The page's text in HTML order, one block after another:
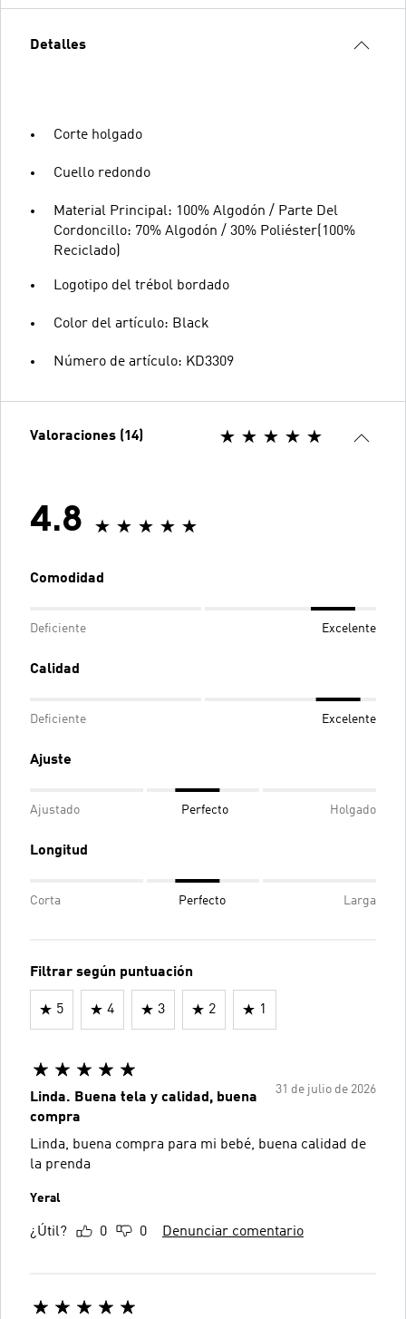
Detalles
Corte holgado
Cuello redondo
Material Principal: 100% Algodón / Parte Del
Cordoncillo: 70% Algodón / 30% Poliéster(100%
Reciclado)
Logotipo del trébol bordado
Color del artículo: Black
Número de artículo: KD3309
Valoraciones (14)
4.8
Comodidad
Deficiente Excelente
Calidad
Deficiente Excelente
Ajuste
Ajustado Perfecto Holgado
Longitud
Corta Perfecto Larga
Filtrar según puntuación
5 4 3 2 1
31 de julio de 2026
Linda. Buena tela y calidad, buena
compra
Linda, buena compra para mi bebé, buena calidad de
la prenda
Yeral
¿Útil? 0 0 Denunciar comentario